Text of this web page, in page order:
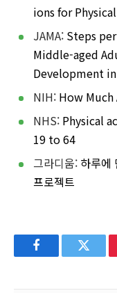
ions for
JAMA: Steps
Middle-aged
Development
NIH: How
NHS: Physical
19 to 64
그라디움: 하루에
프로젝트
Facebook